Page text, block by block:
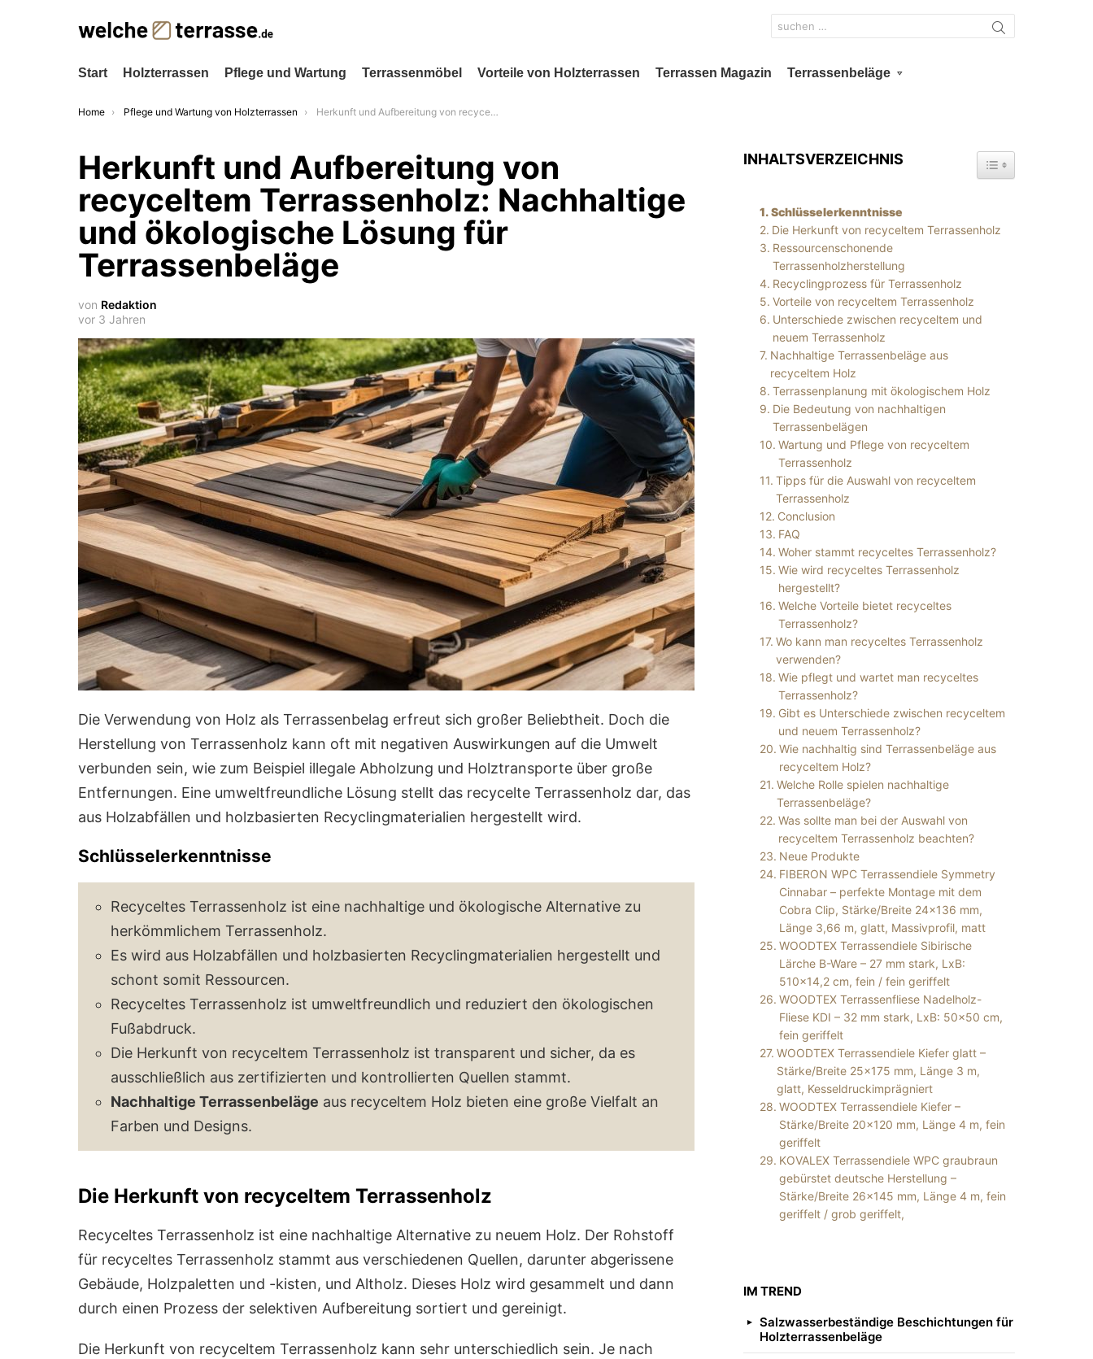
Search
for:
Start Holzterrassen Pflege und Wartung Terrassenmöbel Vorteile von Holzterrassen Terrassen Magazin Terrassenbeläge
You are here:
Home Pflege und Wartung von Holzterrassen Herkunft und Aufbereitung von recyceltem Terrassenholz: Nachhaltige und ökologische Lösung für Terrassenbeläge
Herkunft und Aufbereitung von
recyceltem Terrassenholz: Nachhaltige
und ökologische Lösung für
Terrassenbeläge
von Redaktion
vor 3 Jahren
Die Verwendung von Holz als Terrassenbelag erfreut sich großer Beliebtheit. Doch die
Herstellung von Terrassenholz kann oft mit negativen Auswirkungen auf die Umwelt
verbunden sein, wie zum Beispiel illegale Abholzung und Holztransporte über große
Entfernungen. Eine umweltfreundliche Lösung stellt das recycelte Terrassenholz dar, das
aus Holzabfällen und holzbasierten Recyclingmaterialien hergestellt wird.
Schlüsselerkenntnisse
Recyceltes Terrassenholz ist eine nachhaltige und ökologische Alternative zu
herkömmlichem Terrassenholz.
Es wird aus Holzabfällen und holzbasierten Recyclingmaterialien hergestellt und
schont somit Ressourcen.
Recyceltes Terrassenholz ist umweltfreundlich und reduziert den ökologischen
Fußabdruck.
Die Herkunft von recyceltem Terrassenholz ist transparent und sicher, da es
ausschließlich aus zertifizierten und kontrollierten Quellen stammt.
Nachhaltige Terrassenbeläge aus recyceltem Holz bieten eine große Vielfalt an
Farben und Designs.
Die Herkunft von recyceltem Terrassenholz
Recyceltes Terrassenholz ist eine nachhaltige Alternative zu neuem Holz. Der Rohstoff
für recyceltes Terrassenholz stammt aus verschiedenen Quellen, darunter abgerissene
Gebäude, Holzpaletten und -kisten, und Altholz. Dieses Holz wird gesammelt und dann
durch einen Prozess der selektiven Aufbereitung sortiert und gereinigt.
Die Herkunft von recyceltem Terrassenholz kann sehr unterschiedlich sein. Je nach
INHALTSVERZEICHNIS TOGGLE TABLE OF
Schlüsselerkenntnisse
Die Herkunft von recyceltem Terrassenholz
Ressourcenschonende
Terrassenholzherstellung
Recyclingprozess für Terrassenholz
Vorteile von recyceltem Terrassenholz
Unterschiede zwischen recyceltem und
neuem Terrassenholz
Nachhaltige Terrassenbeläge aus
recyceltem Holz
Terrassenplanung mit ökologischem Holz
Die Bedeutung von nachhaltigen
Terrassenbelägen
Wartung und Pflege von recyceltem
Terrassenholz
Tipps für die Auswahl von recyceltem
Terrassenholz
Conclusion
FAQ
Woher stammt recyceltes Terrassenholz?
Wie wird recyceltes Terrassenholz
hergestellt?
Welche Vorteile bietet recyceltes
Terrassenholz?
Wo kann man recyceltes Terrassenholz
verwenden?
Wie pflegt und wartet man recyceltes
Terrassenholz?
Gibt es Unterschiede zwischen recyceltem
und neuem Terrassenholz?
Wie nachhaltig sind Terrassenbeläge aus
recyceltem Holz?
Welche Rolle spielen nachhaltige
Terrassenbeläge?
Was sollte man bei der Auswahl von
recyceltem Terrassenholz beachten?
Neue Produkte
FIBERON WPC Terrassendiele Symmetry
Cinnabar – perfekte Montage mit dem
Cobra Clip, Stärke/Breite 24×136 mm,
Länge 3,66 m, glatt, Massivprofil, matt
WOODTEX Terrassendiele Sibirische
Lärche B-Ware – 27 mm stark, LxB:
510×14,2 cm, fein / fein geriffelt
WOODTEX Terrassenfliese Nadelholz-
Fliese KDI – 32 mm stark, LxB: 50×50 cm,
fein geriffelt
WOODTEX Terrassendiele Kiefer glatt –
Stärke/Breite 25×175 mm, Länge 3 m,
glatt, Kesseldruckimprägniert
WOODTEX Terrassendiele Kiefer –
Stärke/Breite 20×120 mm, Länge 4 m, fein
geriffelt
KOVALEX Terrassendiele WPC graubraun
gebürstet deutsche Herstellung –
Stärke/Breite 26×145 mm, Länge 4 m, fein
geriffelt / grob geriffelt,
IM TREND
Salzwasserbeständige Beschichtungen für
Holzterrassenbeläge